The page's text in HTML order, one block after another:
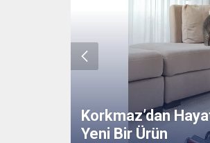
Bosch’tan
Temizlik: